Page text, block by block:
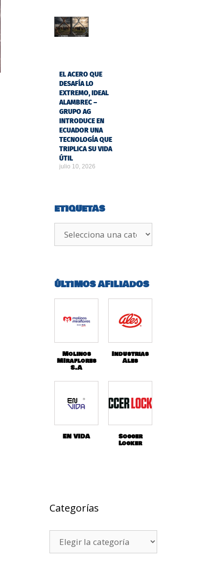
EL ACERO QUE
DESAFÍA LO
EXTREMO, IDEAL
ALAMBREC –
GRUPO AG
INTRODUCE EN
ECUADOR UNA
TECNOLOGÍA QUE
TRIPLICA SU VIDA
ÚTIL
julio 10, 2026
ETIQUETAS
ÚLTIMOS AFILIADOS
Molinos
MIraflores
S.A
Industrias
Ales
EN VIDA Soccer
Locker
Categorías